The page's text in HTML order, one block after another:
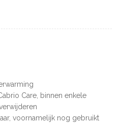
Care, binnen enkele
voornamelijk nog gebruikt